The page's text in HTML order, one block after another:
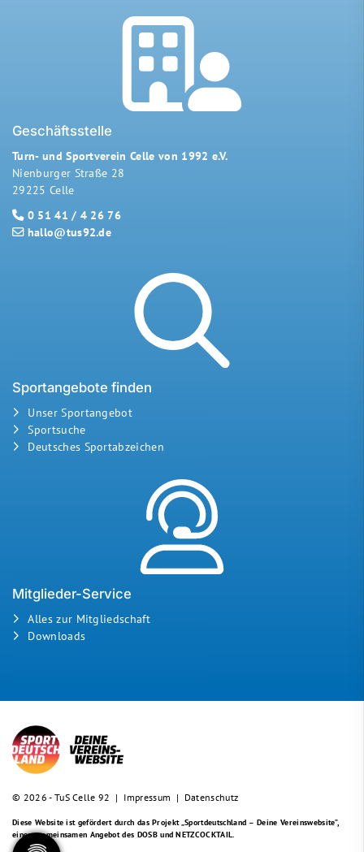
Geschäftsstelle
Turn- und Sportverein Celle von 1992 e.V.
Nienburger Straße 28
29225 Celle
0 51 41 / 4 26 76
hallo@tus92.de
Sportangebote finden
Unser Sportangebot
Sportsuche
Deutsches Sportabzeichen
Mitglieder-Service
Alles zur Mitgliedschaft
Downloads
© 2026 - TuS Celle 92 | Impressum | Datenschutz
Diese Website ist gefördert durch das Projekt„Sportdeutschland – Deine Vereinswebsite”,
einem gemeinsamen Angebot des DOSB und NETZCOCKTAIL.